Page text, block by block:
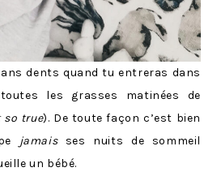
dents quand tu entreras dans
les grasses matinées de
so true). De toute façon c’est bien
jamaisses nuits de sommeil
un bébé.